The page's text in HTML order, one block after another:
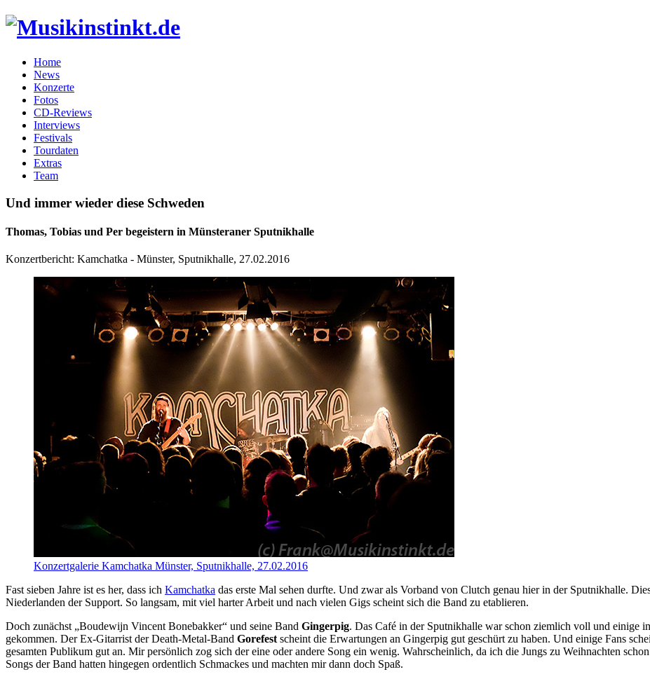
Home
News
Konzerte
Fotos
CD-Reviews
Interviews
Festivals
Tourdaten
Extras
Team
Und immer wieder diese Schweden
Thomas, Tobias und Per begeistern in Münsteraner Sputnikhalle
Konzertbericht: Kamchatka - Münster, Sputnikhalle, 27.02.2016
Konzertgalerie Kamchatka Münster, Sputnikhalle, 27.02.2016
Fast sieben Jahre ist es her, dass ich Kamchatka das erste Mal sehen durfte. Und zwar als Vorband von Clutch genau hier in der Sputnikhalle.
Niederlanden der Support. So langsam, mit viel harter Arbeit und nach vielen Gigs scheint sich die Band zu etablieren.
Doch zunächst „Boudewijn Vincent Bonebakker“ und seine Band Gingerpig. Das Café in der Sputnikhalle war schon ziemlich voll und einige
gekommen. Der Ex-Gitarrist der Death-Metal-Band Gorefest scheint die Erwartungen an Gingerpig gut geschürt zu haben. Und einige Fans
gesamten Publikum gut an. Mir persönlich zog sich der eine oder andere Song ein wenig. Wahrscheinlich, da ich die Jungs zu Weihnachten
Songs der Band hatten hingegen ordentlich Schmackes und machten mir dann doch Spaß.